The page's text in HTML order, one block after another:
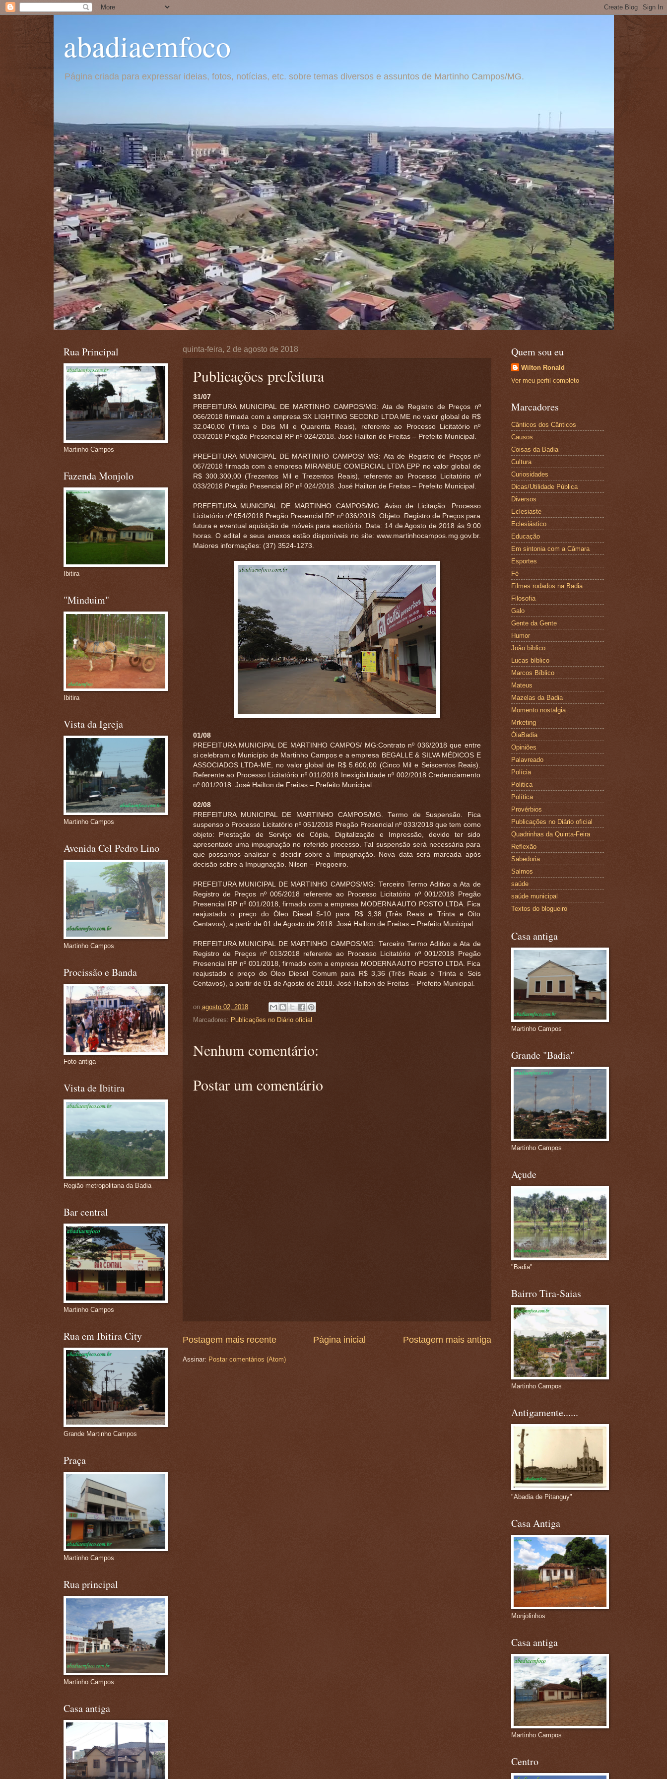
abadiaemfoco
Página criada para expressar ideias, fotos, notícias, etc. sobre temas diversos e assuntos de Martinho Campos/MG.
quinta-feira, 2 de agosto de 2018
Publicações prefeitura
31/07
PREFEITURA MUNICIPAL DE MARTINHO CAMPOS/MG: Ata de Registro de Preços nº
066/2018 firmada com a empresa SX LIGHTING SECOND LTDA ME no valor global de R$
32.040,00 (Trinta e Dois Mil e Quarenta Reais), referente ao Processo Licitatório nº
033/2018 Pregão Presencial RP nº 024/2018. José Hailton de Freitas – Prefeito Municipal.
PREFEITURA MUNICIPAL DE MARTINHO CAMPOS/ MG: Ata de Registro de Preços nº
067/2018 firmada com a empresa MIRANBUE COMERCIAL LTDA EPP no valor global de
R$ 300.300,00 (Trezentos Mil e Trezentos Reais), referente ao Processo Licitatório nº
033/2018 Pregão Presencial RP nº 024/2018. José Hailton de Freitas – Prefeito Municipal.
PREFEITURA MUNICIPAL DE MARTINHO CAMPOS/MG. Aviso de Licitação. Processo
Licitatório nº 054/2018 Pregão Presencial RP nº 036/2018. Objeto: Registro de Preços para
futura e eventual aquisição de móveis para escritório. Data: 14 de Agosto de 2018 ás 9:00
horas. O edital e seus anexos estão disponíveis no site: www.martinhocampos.mg.gov.br.
Maiores informações: (37) 3524-1273.
01/08
PREFEITURA MUNICIPAL DE MARTINHO CAMPOS/ MG:Contrato nº 036/2018 que entre
si celebram o Município de Martinho Campos e a empresa BEGALLE & SILVA MÉDICOS E
ASSOCIADOS LTDA-ME, no valor global de R$ 5.600,00 (Cinco Mil e Seiscentos Reais).
Referente ao Processo Licitatório nº 011/2018 Inexigibilidade nº 002/2018 Credenciamento
nº 001/2018. José Hailton de Freitas – Prefeito Municipal.
02/08
PREFEITURA MUNICIPAL DE MARTINHO CAMPOS/MG. Termo de Suspensão. Fica
suspenso o Processo Licitatório nº 051/2018 Pregão Presencial nº 033/2018 que tem como
objeto: Prestação de Serviço de Cópia, Digitalização e Impressão, devido ter sido
apresentado uma impugnação no referido processo. Tal suspensão será necessária para
que possamos analisar e decidir sobre a Impugnação. Nova data será marcada após
decisão sobre a Impugnação. Nilson – Pregoeiro.
PREFEITURA MUNICIPAL DE MARTINHO CAMPOS/MG: Terceiro Termo Aditivo a Ata de
Registro de Preços nº 005/2018 referente ao Processo Licitatório nº 001/2018 Pregão
Presencial RP nº 001/2018, firmado com a empresa MODERNA AUTO POSTO LTDA. Fica
reajustado o preço do Óleo Diesel S-10 para R$ 3,38 (Três Reais e Trinta e Oito
Centavos), a partir de 01 de Agosto de 2018. José Hailton de Freitas – Prefeito Municipal.
PREFEITURA MUNICIPAL DE MARTINHO CAMPOS/MG: Terceiro Termo Aditivo a Ata de
Registro de Preços nº 013/2018 referente ao Processo Licitatório nº 001/2018 Pregão
Presencial RP nº 001/2018, firmado com a empresa MODERNA AUTO POSTO LTDA. Fica
reajustado o preço do Óleo Diesel Comum para R$ 3,36 (Três Reais e Trinta e Seis
Centavos), a partir de 01 de Agosto de 2018. José Hailton de Freitas – Prefeito Municipal.
on agosto 02, 2018
Marcadores: Publicações no Diário oficial
Nenhum comentário:
Postar um comentário
Postagem mais recente Postagem mais antiga
Página inicial
Assinar: Postar comentários (Atom)
Rua Principal
Martinho Campos
Fazenda Monjolo
Ibitira
"Minduim"
Ibitira
Vista da Igreja
Martinho Campos
Avenida Cel Pedro Lino
Martinho Campos
Procissão e Banda
Foto antiga
Vista de Ibitira
Região metropolitana da Badia
Bar central
Martinho Campos
Rua em Ibitira City
Grande Martinho Campos
Praça
Martinho Campos
Rua principal
Martinho Campos
Casa antiga
Quem sou eu
Wilton Ronald
Ver meu perfil completo
Marcadores
Cânticos dos Cânticos
Causos
Coisas da Badia
Cultura
Curiosidades
Dicas/Utilidade Pública
Diversos
Eclesiaste
Eclesiástico
Educação
Em sintonia com a Câmara
Esportes
Fé
Filmes rodados na Badia
Filosofia
Galo
Gente da Gente
Humor
João biblico
Lucas bíblico
Marcos Bíblico
Mateus
Mazelas da Badia
Momento nostalgia
Mrketing
ÓiaBadia
Opiniões
Palavreado
Polícia
Politica
Política
Provérbios
Publicações no Diário oficial
Quadrinhas da Quinta-Feira
Reflexão
Sabedoria
Salmos
saúde
saúde municipal
Textos do blogueiro
Casa antiga
Martinho Campos
Grande "Badia"
Martinho Campos
Açude
"Badia"
Bairro Tira-Saias
Martinho Campos
Antigamente......
"Abadia de Pitanguy"
Casa Antiga
Monjolinhos
Casa antiga
Martinho Campos
Centro